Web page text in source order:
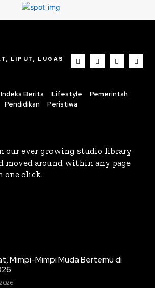
LIPUT, LUGAS
Indeks Berita Lifestyle
Pemerintah
Pendidikan
Peristiwa
our ever growing studio library
moved around within any page
one click.
Mimpi-Mimpi Muda Bertemu di